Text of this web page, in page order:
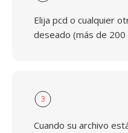
Elija pcd o cualquier
deseado (más de
3
Cuando su archivo